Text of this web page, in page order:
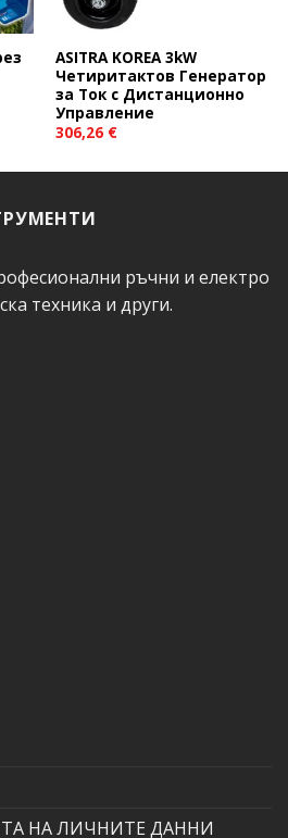
ASITRA KOREA 3kW
Четиритактов Генератор
за Ток с Дистанционно
Управление
306,26 €
ръчни и електро
техника и други.
НА ЛИЧНИТЕ ДАННИ